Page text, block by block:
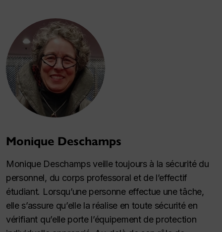
Monique Deschamps
Monique Deschamps veille toujours à la sécurité du
personnel, du corps professoral et de l’effectif
étudiant. Lorsqu’une personne effectue une tâche,
elle s’assure qu’elle la réalise en toute sécurité en
vérifiant qu’elle porte l’équipement de protection